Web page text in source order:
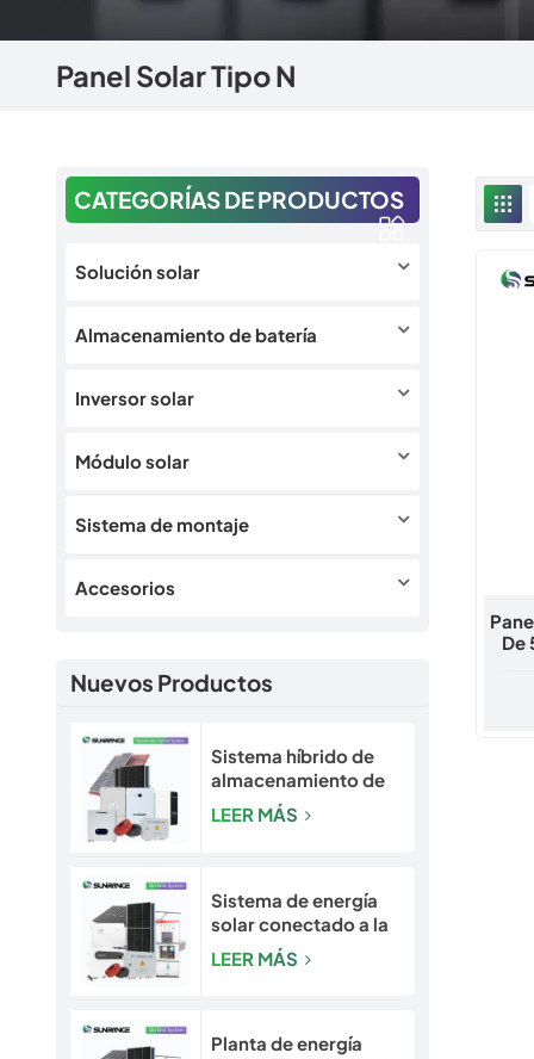
Panel Solar Tipo N
CATEGORÍAS DE PRODUCTOS
Solución solar
Almacenamiento de batería
Inversor solar
Módulo solar
Sistema de montaje
Accesorios
Nuevos Productos
Sistema híbrido de
almacenamiento de
energía solar y solar
escalable de 5 a 30
LEER MÁS
Sistema de energía
solar conectado a la
red Sunrange de 10
kW a 50 kW
LEER MÁS
Planta de energía
De